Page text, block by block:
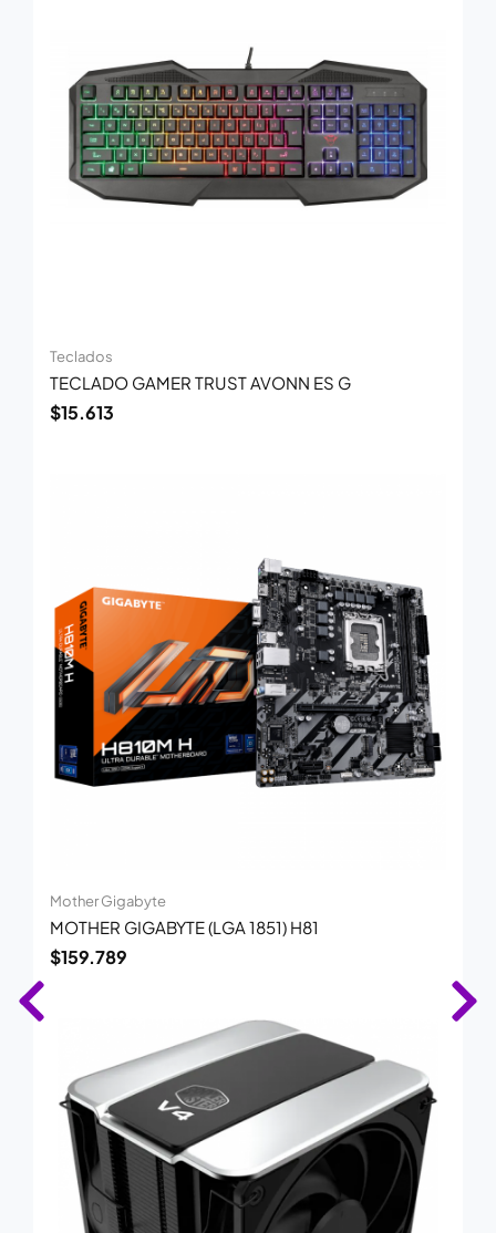
Teclados
TECLADO GAMER TRUST AVONN ES G
$15.613
Mother Gigabyte
MOTHER GIGABYTE (LGA 1851) H81
$159.789